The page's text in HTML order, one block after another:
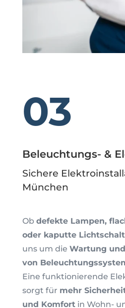
03
Beleuchtungs- &
Sichere
München
Ob defekte Lampen,
oder kaputte
uns um die Wartung
von
Eine funktionierende
sorgt für mehr
und Komfortin Wohn-